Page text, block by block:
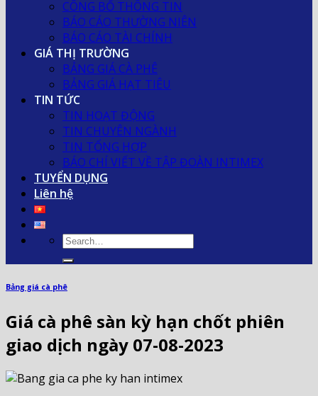
CÔNG BỐ THÔNG TIN
BÁO CÁO THƯỜNG NIÊN
BÁO CÁO TÀI CHÍNH
GIÁ THỊ TRƯỜNG
BẢNG GIÁ CÀ PHÊ
BẢNG GIÁ HẠT TIÊU
TIN TỨC
TIN HOẠT ĐỘNG
TIN CHUYÊN NGÀNH
TIN TỔNG HỢP
BÁO CHÍ VIẾT VỀ TẬP ĐOÀN INTIMEX
TUYỂN DỤNG
Liên hệ
Bảng giá cà phê
Giá cà phê sàn kỳ hạn chốt phiên
giao dịch ngày 07-08-2023